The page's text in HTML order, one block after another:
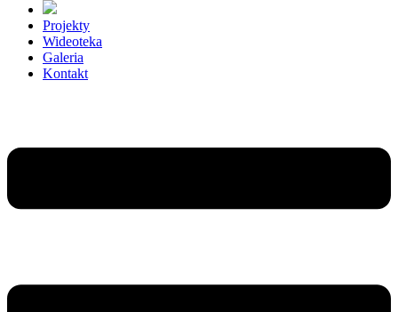
Projekty
Wideoteka
Galeria
Kontakt